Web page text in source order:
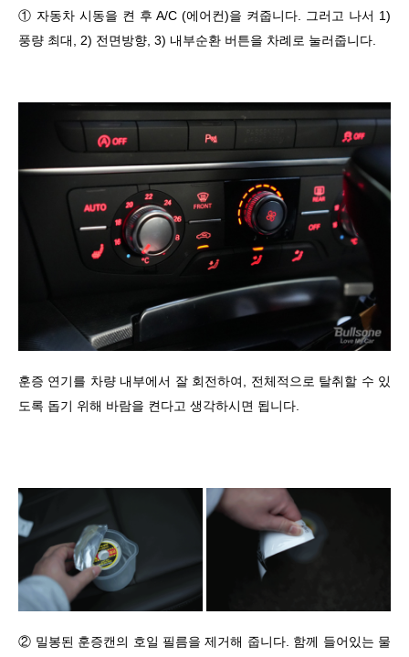
① 자동차 시동을 켠 후 A/C (에어컨)을 켜줍니다. 그러고 나서 1)
풍량 최대, 2) 전면방향, 3) 내부순환 버튼을 차례로 눌러줍니다.
훈증 연기를 차량 내부에서 잘 회전하여, 전체적으로 탈취할 수 있
도록 돕기 위해 바람을 켠다고 생각하시면 됩니다.
② 밀봉된 훈증캔의 호일 필름을 제거해 줍니다. 함께 들어있는 물